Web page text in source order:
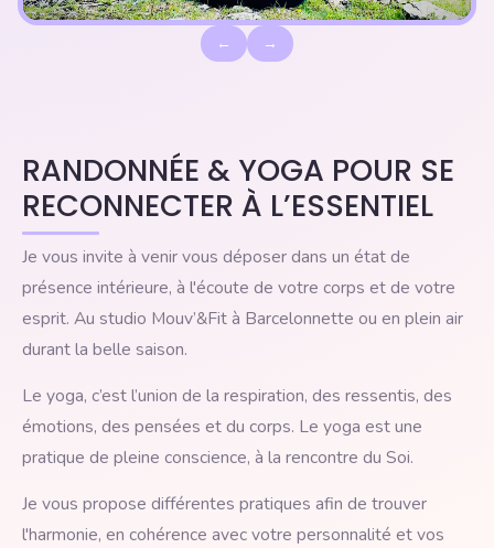
← →
RANDONNÉE & YOGA POUR SE
RECONNECTER À L’ESSENTIEL
Je vous invite à venir vous déposer dans un état de
présence intérieure, à l'écoute de votre corps et de votre
esprit. Au studio Mouv’&Fit à Barcelonnette ou en plein air
durant la belle saison.
Le yoga, c’est l’union de la respiration, des ressentis, des
émotions, des pensées et du corps. Le yoga est une
pratique de pleine conscience, à la rencontre du Soi.
Je vous propose différentes pratiques afin de trouver
l'harmonie, en cohérence avec votre personnalité et vos